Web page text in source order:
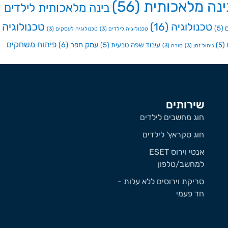
מלאכותית (56) בינה מלאכותית לילדים
(5) טכנולוגיה (16) טכנולוגיה לילדים (3) טכנולוגיה לעסקים (3) טכנולוגיה
(5) ניהול זמן (3) סורה (3) עיבוד שפה טבעית (5) עמק חפר (6) פיתוח משחקים
שירותים
חוג מחשבים לילדים
חוג סקראץ' לילדים
אנטי וירוס ESET
למחשב/טלפון
סריקת וירוסים ללא עלות -
חד פעמי